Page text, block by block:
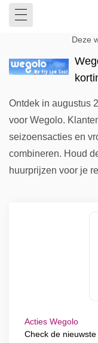
Deze
Ontdek in augustus
voor Wegolo.
seizoensacties en
combineren. Houd
huurprijzen voor je
Acties Wegolo
Check de